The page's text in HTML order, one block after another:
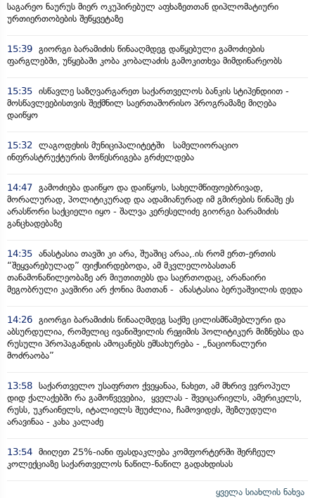
საგარეო ნაურუს მიერ ოკუპირებულ აფხაზეთთან დიპლომატიური
ურთიერთობების შეწყვეტაზე
15:39 გიორგი ბარამიძის წინააღმდეგ დაწყებული გამოძიების
ფარგლებში, უწყებაში კობა კობალაძის გამოკითხვა მიმდინარეობს
15:35 ისწავლე საზღვარგარეთ საქართველოს ბანკის სტიპენდიით -
მოსწავლეებისთვის შექმნილ საერთაშორისო პროგრამაზე მიღება
დაიწყო
15:32 ლაგოდეხის მუნიციპალიტეტში სამელიორაციო
ინფრასტრუქტურის მოწესრიგება გრძელდება
14:47 გამოძიება დაიწყო და დაიწყოს, სახელმწიფოებრივად,
მორალურად, პოლიტიკურად და ადამიანურად იმ გმირების წინაშე ეს
არასწორი საქციელი იყო - შალვა კერესელიძე გიორგი ბარამიძის
განცხადებაზე
14:35 ანასტასია თავში კი არა, შუაშიც არაა,.ის რომ ერთ-ერთის
“შეყვარებულად” ფიქსირდებოდა, ამ მკვლელობასთან
თანამონაწილეობაზე არ მიუთითებს და საერთოდაც, არანაირი
მეგობრული კავშირი არ ქონია მათთან - ანასტასია ბერუაშვილის დედა
14:26 გიორგი ბარამიძის წინააღმდეგ საქმე ცილისმწამებლური და
აბსურდულია, რომელიც ივანიშვილის რეჟიმის პოლიტიკურ მიზნებსა და
რუსული პროპაგანდის ამოცანებს ემსახურება - „ნაციონალური
მოძრაობა”
13:58 საქართველო უსაფრთო ქვეყანაა, ნახეთ, ამ მხრივ ევროპულ
დიდ ქალაქებში რა გამოწვევებია, ყველას - შვეიცარიელს, ამერიკელს,
რუსს, უკრაინელს, იტალიელს შეუძლია, ჩამოვიდეს, შეზღუდული
არავინაა - კახა კალაძე
13:54 მიიღეთ 25%-იანი ფასდაკლება კომფორტერში შერჩეულ
კოლექციაზე საქართველოს ნაწილ-ნაწილ გადახდისას
ყველა სიახლის ნახვა